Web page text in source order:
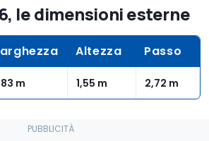
le dimensioni esterne
Altezza Passo
m 1,55 m 2,72 m